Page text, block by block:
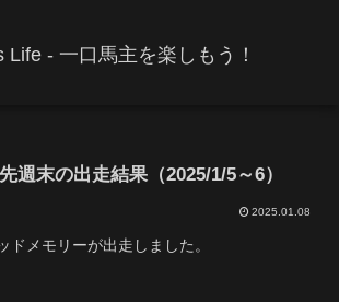
Life - 一口馬主を楽しもう！
週末の出走結果（2025/1/5～6）
2025.01.08
ドメモリーが出走しました。